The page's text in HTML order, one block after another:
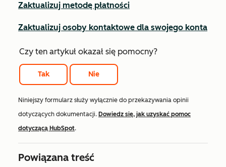
Zaktualizuj metodę płatności
Zaktualizuj osoby kontaktowe dla swojego konta
Czy ten artykuł okazał się pomocny?
Tak Nie
Niniejszy formularz służy wyłącznie do przekazywania opinii
dotyczących dokumentacji. Dowiedz się, jak uzyskać pomoc
dotyczącą HubSpot.
Powiązana treść